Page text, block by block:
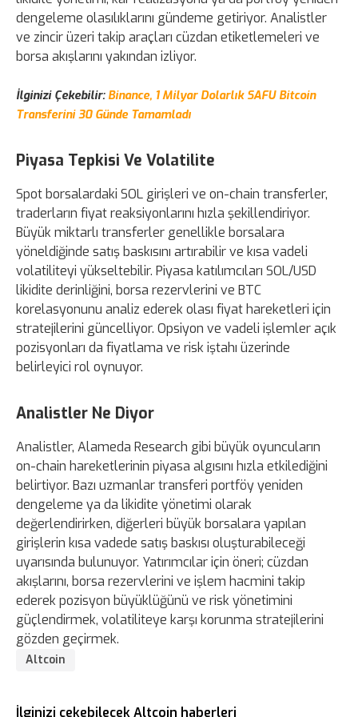
dengeleme olasılıklarını gündeme getiriyor. Analistler
ve zincir üzeri takip araçları cüzdan etiketlemeleri ve
borsa akışlarını yakından izliyor.
İlginizi Çekebilir: Binance, 1 Milyar Dolarlık SAFU Bitcoin
Transferini 30 Günde Tamamladı
Piyasa Tepkisi Ve Volatilite
Spot borsalardaki SOL girişleri ve on-chain transferler,
traderların fiyat reaksiyonlarını hızla şekillendiriyor.
Büyük miktarlı transferler genellikle borsalara
yöneldiğinde satış baskısını artırabilir ve kısa vadeli
volatiliteyi yükseltebilir. Piyasa katılımcıları SOL/USD
likidite derinliğini, borsa rezervlerini ve BTC
korelasyonunu analiz ederek olası fiyat hareketleri için
stratejilerini güncelliyor. Opsiyon ve vadeli işlemler açık
pozisyonları da fiyatlama ve risk iştahı üzerinde
belirleyici rol oynuyor.
Analistler Ne Diyor
Analistler, Alameda Research gibi büyük oyuncuların
on-chain hareketlerinin piyasa algısını hızla etkilediğini
belirtiyor. Bazı uzmanlar transferi portföy yeniden
dengeleme ya da likidite yönetimi olarak
değerlendirirken, diğerleri büyük borsalara yapılan
girişlerin kısa vadede satış baskısı oluşturabileceği
uyarısında bulunuyor. Yatırımcılar için öneri; cüzdan
akışlarını, borsa rezervlerini ve işlem hacmini takip
ederek pozisyon büyüklüğünü ve risk yönetimini
güçlendirmek, volatiliteye karşı korunma stratejilerini
gözden geçirmek.
Altcoin
İlginizi çekebilecek Altcoin haberleri